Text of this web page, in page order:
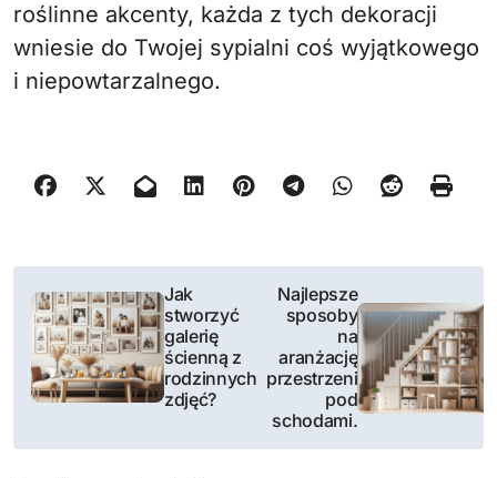
roślinne akcenty, każda z tych dekoracji
wniesie do Twojej sypialni coś wyjątkowego
i niepowtarzalnego.
N
w
Jak
stworzyć
galerię
ścienną z
rodzinnych
zdjęć?
Najlepsze
sposoby
na
aranżację
przestrzeni
pod
schodami.